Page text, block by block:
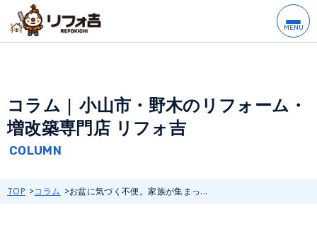
コラム | 小山市・野木のリフォーム・
増改築専門店 リフォ吉
TOP コラム お盆に気づく不便。家族が集まっ...